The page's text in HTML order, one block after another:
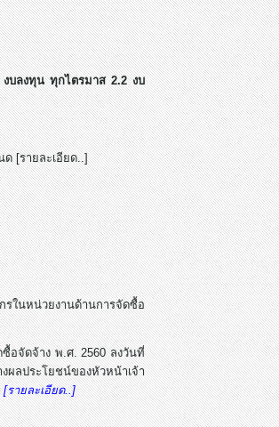
บลงทุน ทุกไตรมาส 2.2 งบ
[รายละเอียด..]
ในหน่วยงานด้านการจัดซื้อ
อจัดจ้าง พ.ศ. 2560 ลงวันที่
ผลประโยชน์ของหัวหน้าเจ้า
[รายละเอียด..]